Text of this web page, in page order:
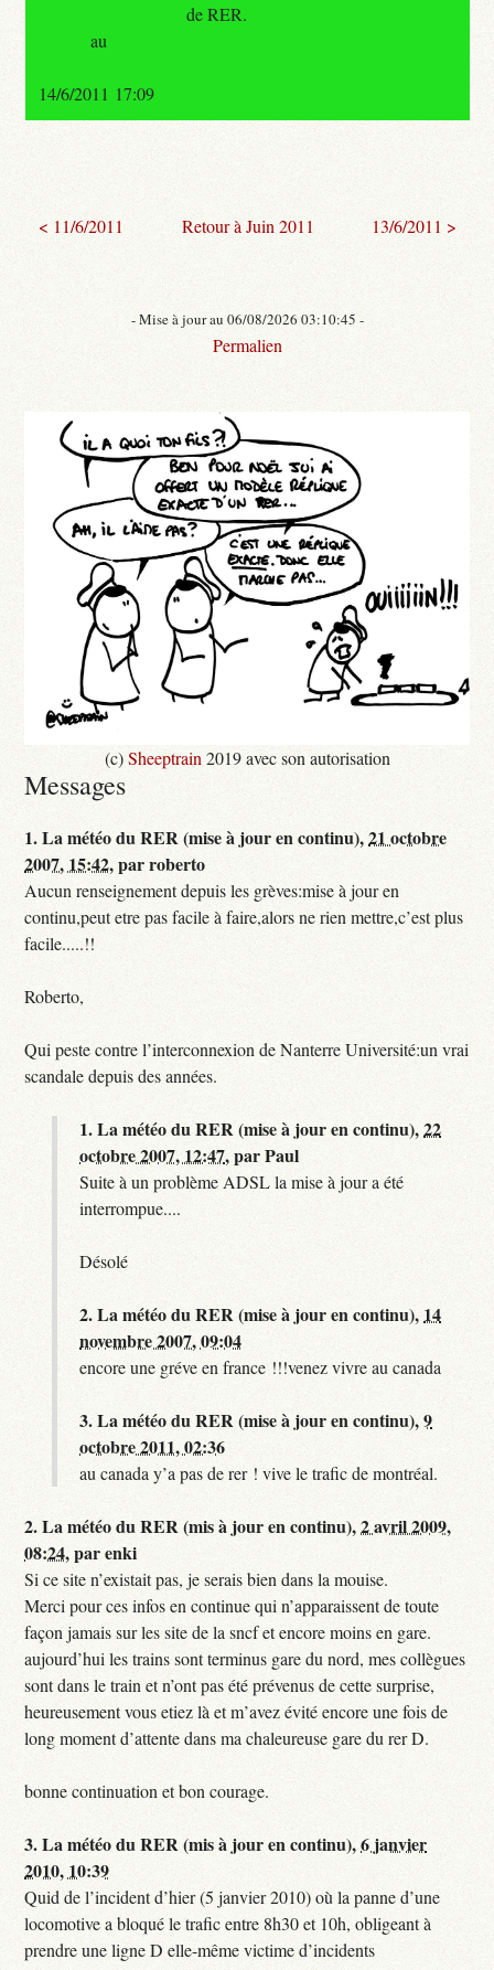
de RER.
au
14/6/2011 17:09
< 11/6/2011 Retour à Juin 2011 13/6/2011 >
- Mise à jour au 06/08/2026 03:10:45 -
Permalien
(c)Sheeptrain 2019 avec son autorisation
Messages
1.La météo du RER (mise à jour en continu),21 octobre
2007, 15:42,parroberto
Aucun renseignement depuis les grèves:mise à jour en
continu,peut etre pas facile à faire,alors ne rien mettre,c’est plus
facile.....!!
Roberto,
Qui peste contre l’interconnexion de Nanterre Université:un vrai
scandale depuis des années.
1.La météo du RER (mise à jour en continu),22
octobre 2007, 12:47,parPaul
Suite à un problème ADSL la mise à jour a été
interrompue....
Désolé
2.La météo du RER (mise à jour en continu), 14
novembre 2007, 09:04
encore une gréve en france !!!venez vivre au canada
3.La météo du RER (mise à jour en continu),9
octobre 2011, 02:36
au canada y’a pas de rer ! vive le trafic de montréal.
2.La météo du RER (mis à jour en continu),2 avril 2009,
08:24,parenki
Si ce site n’existait pas, je serais bien dans la mouise.
Merci pour ces infos en continue qui n’apparaissent de toute
façon jamais sur les site de la sncf et encore moins en gare.
aujourd’hui les trains sont terminus gare du nord, mes collègues
sont dans le train et n’ont pas été prévenus de cette surprise,
heureusement vous etiez là et m’avez évité encore une fois de
long moment d’attente dans ma chaleureuse gare du rer D.
bonne continuation et bon courage.
3.La météo du RER (mis à jour en continu),6 janvier
2010, 10:39
Quid de l’incident d’hier (5 janvier 2010) où la panne d’une
locomotive a bloqué le trafic entre 8h30 et 10h, obligeant à
prendre une ligne D elle-même victime d’incidents